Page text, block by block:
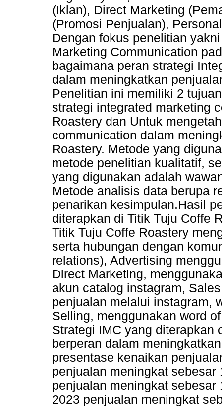
(Iklan), Direct Marketing
(Promosi Penjualan),
Dengan fokus penelitian
Marketing Communication
bagaimana peran strategi
dalam meningkatkan
Penelitian ini memiliki 2
strategi integrated marketing
Roastery dan Untuk
communication dalam
Roastery. Metode yang
metode penelitian kualitatif,
yang digunakan adalah
Metode analisis data berupa
penarikan kesimpulan.Hasil
diterapkan di Titik Tuju Coffe
Titik Tuju Coffe Roastery
serta hubungan dengan
relations), Advertising
Direct Marketing,
akun catalog instagram,
penjualan melalui instagram,
Selling, menggunakan word
Strategi IMC yang diterapkan
berperan dalam
presentase kenaikan
penjualan meningkat
penjualan meningkat sebesar
2023 penjualan meningkat